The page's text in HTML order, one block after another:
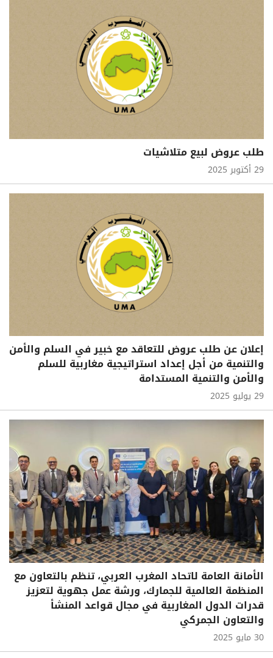
طلب عروض لبيع متلاشيات
29 أكتوبر 2025
إعلان عن طلب عروض للتعاقد مع خبير في السلم والأمن
والتنمية من أجل إعداد استراتيجية مغاربية للسلم
والأمن والتنمية المستدامة
29 يوليو 2025
الأمانة العامة لاتحاد المغرب العربي، تنظم بالتعاون مع
المنظمة العالمية للجمارك، ورشة عمل جهوية لتعزيز
قدرات الدول المغاربية في مجال قواعد المنشأ
والتعاون الجمركي
30 مايو 2025